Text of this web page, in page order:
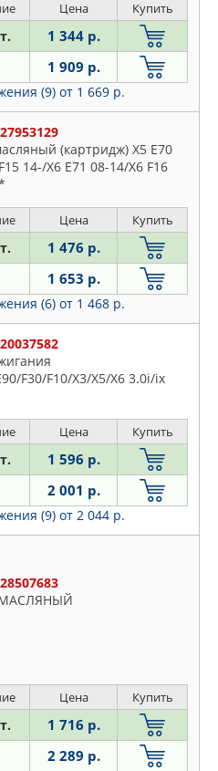
Цена Купить
1 344 р.
1 909 р.
(9) от 1 669 р.
(картридж) X5 E70
14-/X6 E71 08-14/X6 F16
Цена Купить
1 476 р.
1 653 р.
(6) от 1 468 р.
F30/F10/X3/X5/X6 3.0i/ix
Цена Купить
1 596 р.
2 001 р.
(9) от 2 044 р.
Цена Купить
1 716 р.
2 289 р.